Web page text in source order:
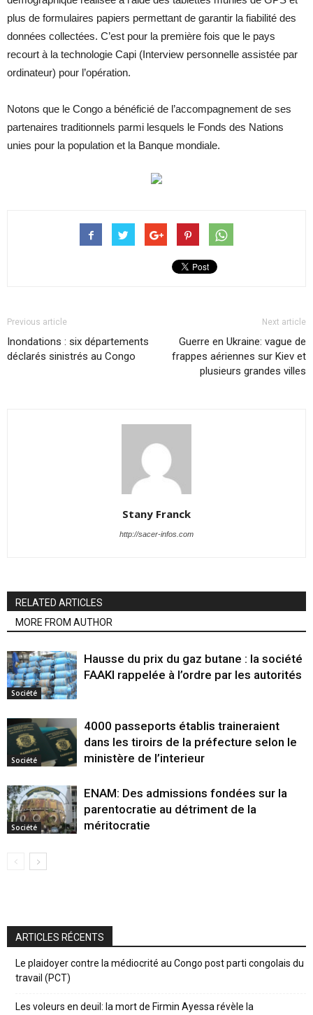
plus de formulaires papiers permettant de garantir la fiabilité des
données collectées. C’est pour la première fois que le pays
recourt à la technologie Capi (Interview personnelle assistée par
ordinateur) pour l’opération.
Notons que le Congo a bénéficié de l’accompagnement de ses
partenaires traditionnels parmi lesquels le Fonds des Nations
unies pour la population et la Banque mondiale.
Previous article
Inondations : six départements
déclarés sinistrés au Congo
Next article
Guerre en Ukraine: vague de
frappes aériennes sur Kiev et
plusieurs grandes villes
Stany Franck
http://sacer-infos.com
RELATED ARTICLES
MORE FROM AUTHOR
Société
Hausse du prix du gaz butane : la société
FAAKI rappelée à l’ordre par les autorités
Société
4000 passeports établis traineraient
dans les tiroirs de la préfecture selon le
ministère de l’interieur
Société
ENAM: Des admissions fondées sur la
parentocratie au détriment de la
méritocratie
ARTICLES RÉCENTS
Le plaidoyer contre la médiocrité au Congo post parti congolais du
travail (PCT)
Les voleurs en deuil: la mort de Firmin Ayessa révèle la